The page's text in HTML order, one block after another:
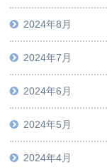
2024年8月
2024年7月
2024年6月
2024年5月
2024年4月